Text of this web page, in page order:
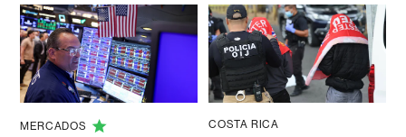
MERCADOS COSTA RICA